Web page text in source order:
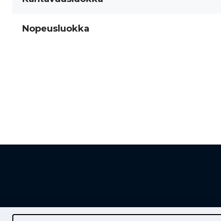
Nopeusluokka